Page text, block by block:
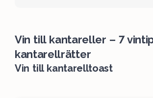
Vin till kantareller – 7
kantarellrätter
Vin till kantarelltoast